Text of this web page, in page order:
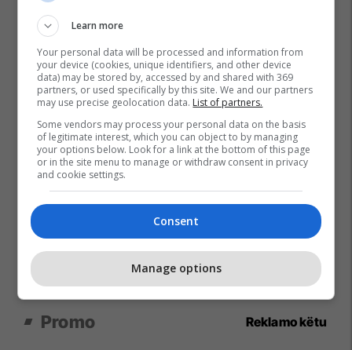
Promo Reklamo këtu
Learn more
Your personal data will be processed and information from
your device (cookies, unique identifiers, and other device
data) may be stored by, accessed by and shared with 369
partners, or used specifically by this site. We and our partners
may use precise geolocation data. List of partners.
Some vendors may process your personal data on the basis
of legitimate interest, which you can object to by managing
your options below. Look for a link at the bottom of this page
or in the site menu to manage or withdraw consent in privacy
and cookie settings.
Consent
Manage options